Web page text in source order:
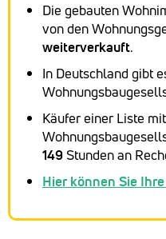
Die gebauten
von den
weiterverkauft.
In Deutschland gibt
Käufer einer Liste mit
149 Stunden an
Hier können Sie